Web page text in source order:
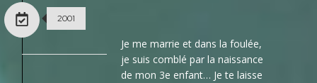
Je me marrie et dans la foulée,
je suis comblé par la naissance
de mon 3e enfant… Je te laisse
2001